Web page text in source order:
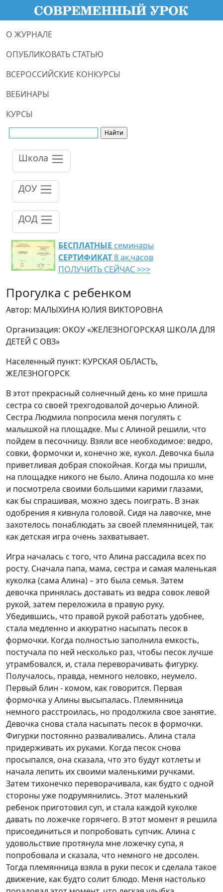
О ЖУРНАЛЕ
ОПУБЛИКОВАТЬ СТАТЬЮ
ВСЕРОССИЙСКИЕ КОНКУРСЫ
ВЕБИНАРЫ
КУРСЫ
Школа
ДОУ
ДОД
БЕСПЛАТНЫЕ семинары
СЕРТИФИКАТ8 ак.часов
ПОЛУЧИТЬ СЕЙЧАС >>>
Прогулка с ребенком
Автор: МАЛЫХИНА ЮЛИЯ ВИКТОРОВНА
Организация: ОКОУ «ЖЕЛЕЗНОГОРСКАЯ ШКОЛА ДЛЯ
ДЕТЕЙ С ОВЗ»
Населенный пункт: КУРСКАЯ ОБЛАСТЬ,
ЖЕЛЕЗНОГОРСК
В этот прекрасный солнечный день ко мне пришла
сестра со своей трехгодовалой дочерью Алиной.
Сестра Людмила попросила меня погулять с
малышкой на площадке. Мы с Алиной решили, что
пойдем в песочницу. Взяли все необходимое: ведро,
совки, формочки и, конечно же, кукол. Девочка была
приветливая добрая спокойная. Когда мы пришли,
на площадке никого не было. Алина подошла ко мне
и посмотрела своими большими карими глазами,
как бы спрашивая, можно здесь поиграть. В знак
одобрения я кивнула головой. Сидя на лавочке, мне
захотелось понаблюдать за своей племянницей, так
как детская игра очень захватывает.
Игра началась с того, что Алина рассадила всех по
росту. Сначала папа, мама, сестра и самая маленькая
куколка (сама Алина) – это была семья. Затем
девочка принялась доставать из ведра совок левой
рукой, затем переложила в правую руку.
Убедившись, что правой рукой работать удобнее,
стала медленно и аккуратно насыпать песок в
формочки. Когда полностью заполнила емкость,
постучала по ней несколько раз, чтобы песок лучше
утрамбовался, и, стала переворачивать фигурку.
Получалось, правда, немного неловко, неумело.
Первый блин - комом, как говорится. Первая
формочка у Алины высыпалась. Племянница
немного расстроилась, но продолжила свое занятие.
Девочка снова стала насыпать песок в формочки.
Фигурки постоянно разваливались. Алина стала
придерживать их руками. Когда песок снова
просыпался, она сказала, что это будут котлеты и
начала лепить их своими маленькими ручками.
Затем тихонечко переворачивала, как будто с одной
стороны уже подрумянились. Этот маленький
ребенок приготовил суп, и стала каждой куколке
давать по ложечке горячего. В этот момент я решила
присоединиться и попробовать супчик. Алина с
удовольствие протянула мне ложечку супа, я
попробовала и сказала, что немного не досолен.
Тогда племянница взяла в руки песок и сделала такое
движение, как будто солит блюдо. Меня настолько